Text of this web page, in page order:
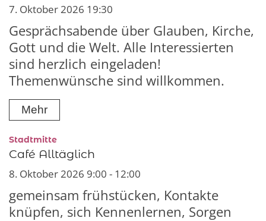
7. Oktober 2026 19:30
Gesprächsabende über Glauben, Kirche,
Gott und die Welt. Alle Interessierten
sind herzlich eingeladen!
Themenwünsche sind willkommen.
Mehr
Stadtmitte:
Café Alltäglich
8. Oktober 2026 9:00 - 12:00
gemeinsam frühstücken, Kontakte
knüpfen, sich Kennenlernen, Sorgen